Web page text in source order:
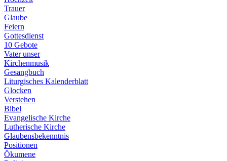
Trauer
Glaube
Feiern
Gottesdienst
10 Gebote
Vater unser
Kirchenmusik
Gesangbuch
Liturgisches Kalenderblatt
Glocken
Verstehen
Bibel
Evangelische Kirche
Lutherische Kirche
Glaubensbekenntnis
Positionen
Ökumene